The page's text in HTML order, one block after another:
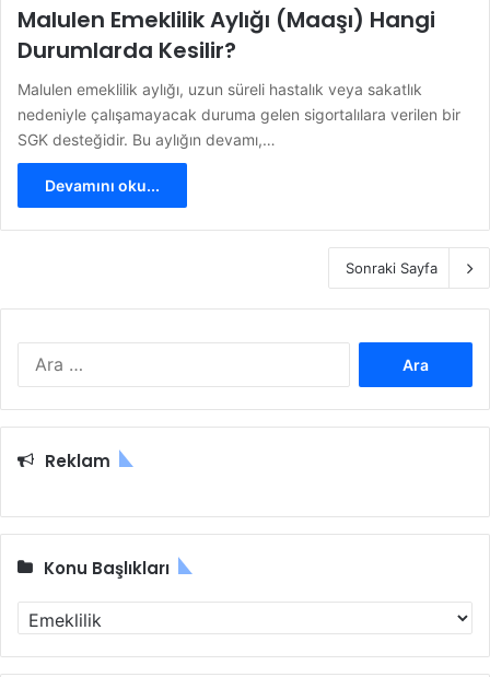
Malulen Emeklilik Aylığı (Maaşı) Hangi
Durumlarda Kesilir?
Malulen emeklilik aylığı, uzun süreli hastalık veya sakatlık
nedeniyle çalışamayacak duruma gelen sigortalılara verilen bir
SGK desteğidir. Bu aylığın devamı,…
Devamını oku...
Sonraki Sayfa
m
Reklam
Konu Başlıkları
o
n